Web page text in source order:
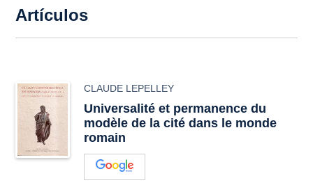
Artículos
CLAUDE LEPELLEY
Universalité et permanence du
modèle de la cité dans le monde
romain